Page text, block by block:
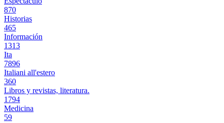
870
Historias
465
Información
1313
Ita
7896
Italiani all'estero
360
Libros y revistas, literatura.
1794
Medicina
59